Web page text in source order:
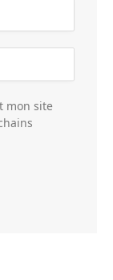
mon site